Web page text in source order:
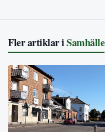
Fler artiklar iSamhälle